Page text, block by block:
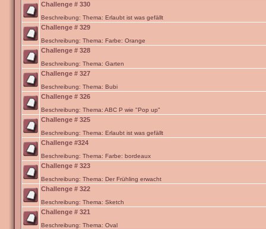
Challenge # 330
Beschreibung: Thema: Erlaubt ist was gefällt
Challenge # 329
Beschreibung: Thema: Farbe: Orange
Challenge # 328
Beschreibung: Thema: Garten
Challenge # 327
Beschreibung: Thema: Bubi
Challenge # 326
Beschreibung: Thema: ABC P wie "Pop up"
Challenge # 325
Beschreibung: Thema: Erlaubt ist was gefällt
Challenge #324
Beschreibung: Thema: Farbe: bordeaux
Challenge # 323
Beschreibung: Thema: Der Frühling erwacht
Challenge # 322
Beschreibung: Thema: Sketch
Challenge # 321
Beschreibung: Thema: Oval